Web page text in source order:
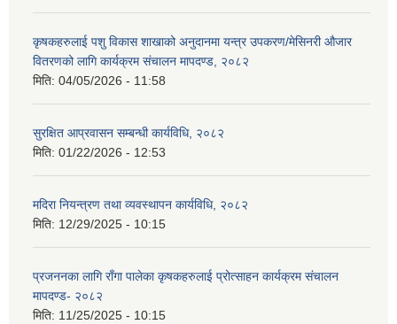
कृषकहरुलाई पशु विकास शाखाको अनुदानमा यन्त्र उपकरण/मेसिनरी औजार
वितरणको लागि कार्यक्रम संचालन मापदण्ड, २०८२
मिति: 04/05/2026 - 11:58
सुरक्षित आप्रवासन सम्बन्धी कार्यविधि, २०८२
मिति: 01/22/2026 - 12:53
मदिरा नियन्त्रण तथा व्यवस्थापन कार्यविधि, २०८२
मिति: 12/29/2025 - 10:15
प्रजननका लागि राँगा पालेका कृषकहरुलाई प्रोत्साहन कार्यक्रम संचालन
मापदण्ड- २०८२
मिति: 11/25/2025 - 10:15